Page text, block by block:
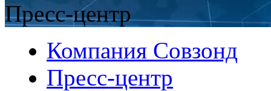
Пресс-центр
Компания Совзонд
Пресс-центр